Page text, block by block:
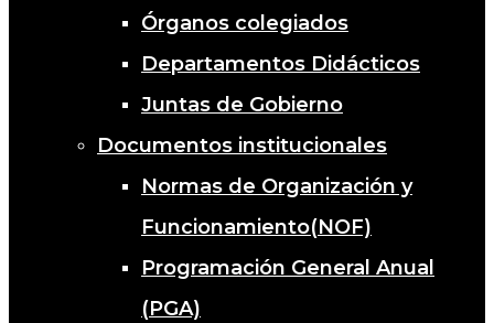
Órganos colegiados
Departamentos Didácticos
Juntas de Gobierno
Documentos institucionales
Normas de Organización y
Funcionamiento(NOF)
Programación General Anual
(PGA)